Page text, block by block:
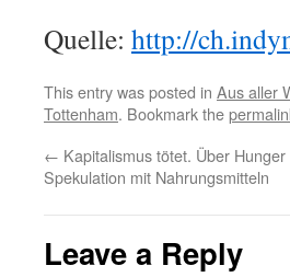
Quelle: http://
This entry was posted in Aus aller
Tottenham. Bookmark the
← Kapitalismus tötet. Über
Spekulation mit Nahrungsmitteln
Leave a Reply